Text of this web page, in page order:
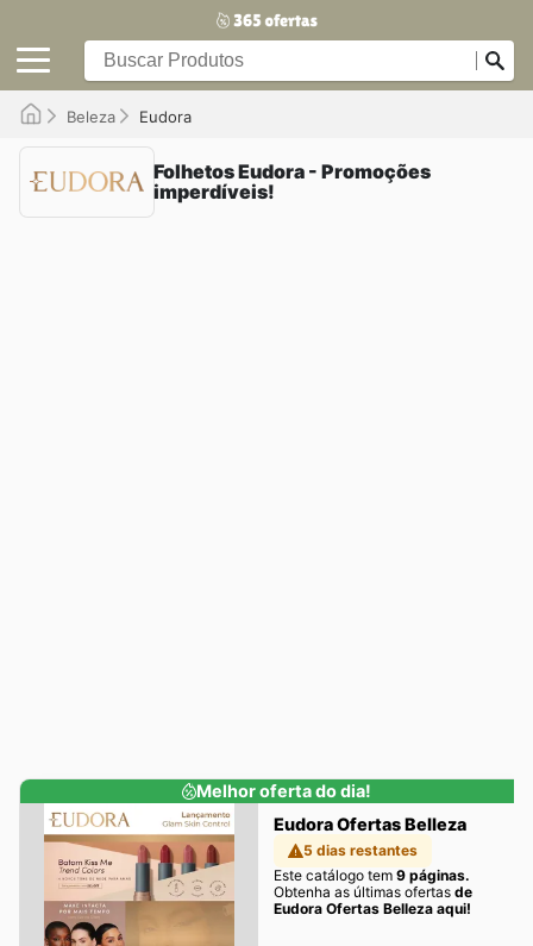
Beleza Eudora
Folhetos Eudora - Promoções
imperdíveis!
Melhor oferta do dia!
Eudora Ofertas Belleza
5 dias restantes
Este catálogo tem 9 páginas.
Obtenha as últimas ofertas de
Eudora Ofertas Belleza aqui!